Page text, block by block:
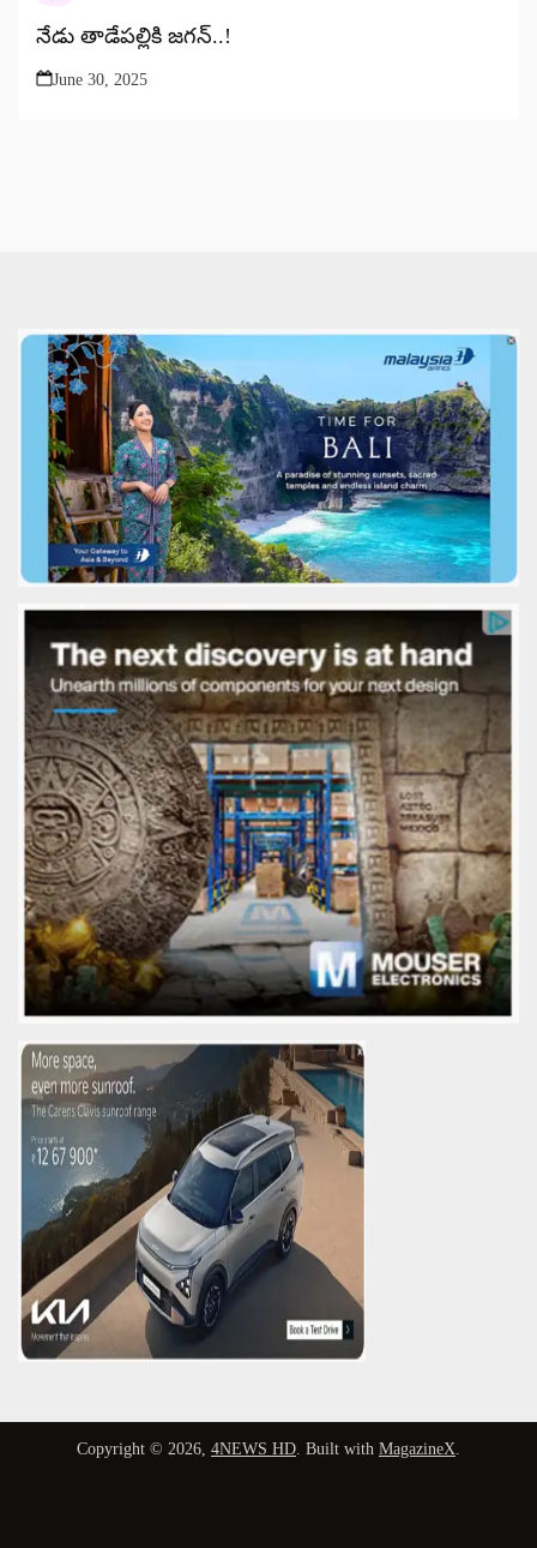
నేడు తాడేపల్లికి జగన్..!
June 30, 2025
Copyright © 2026, 4NEWS HD . Built with MagazineX